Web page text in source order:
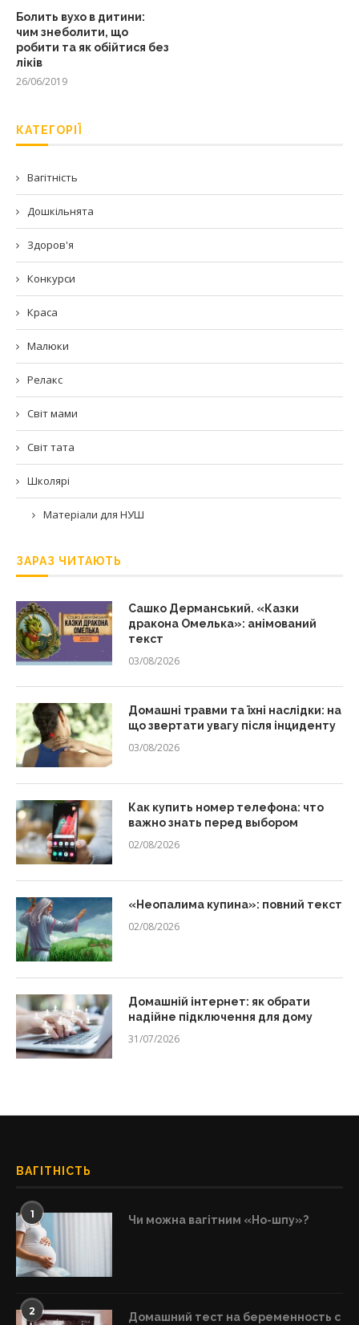
Болить вухо в дитини:
чим знеболити, що
робити та як обійтися без
ліків
26/06/2019
КАТЕГОРІЇ
Вагітність
Дошкільнята
Здоров'я
Конкурси
Краса
Малюки
Релакс
Світ мами
Світ тата
Школярі
Матеріали для НУШ
ЗАРАЗ ЧИТАЮТЬ
Сашко Дерманський. «Казки
дракона Омелька»: анімований
текст
03/08/2026
Домашні травми та їхні наслідки: на
що звертати увагу після інциденту
03/08/2026
Как купить номер телефона: что
важно знать перед выбором
02/08/2026
«Неопалима купина»: повний текст
02/08/2026
Домашній інтернет: як обрати
надійне підключення для дому
31/07/2026
ВАГІТНІСТЬ
1 Чи можна вагітним «Но-шпу»?
2
Домашний тест на беременность с